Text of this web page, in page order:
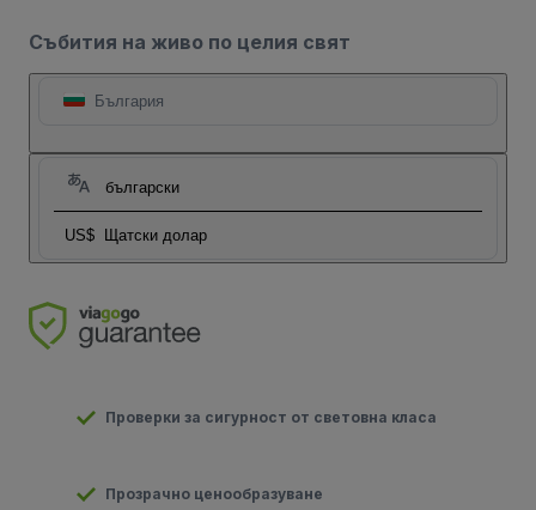
Събития на живо по целия свят
България
български
US$ Щатски долар
Проверки за сигурност от световна класа
Прозрачно ценообразуване